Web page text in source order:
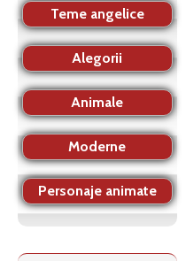
Teme angelice
Alegorii
Animale
Moderne
Personaje animate